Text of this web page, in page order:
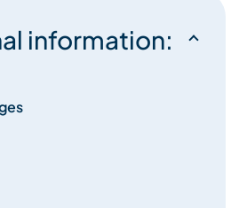
information: